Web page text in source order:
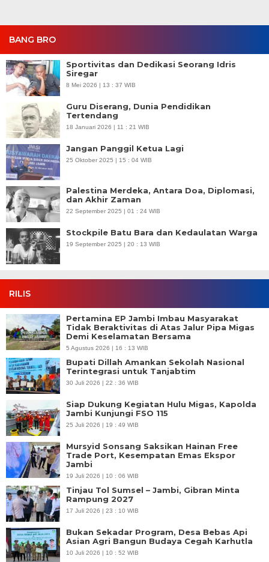
BANG BRO
Sportivitas dan Dedikasi Seorang Idris
Siregar
8 Mei 2026 | 13 : 37 WIB
Guru Diserang, Dunia Pendidikan
Tertendang
18 Januari 2026 | 11 : 21 WIB
Jangan Panggil Ketua Lagi
25 Oktober 2025 | 15 : 04 WIB
Palestina Merdeka, Antara Doa, Diplomasi,
dan Akhir Zaman
22 September 2025 | 01 : 24 WIB
Stockpile Batu Bara dan Kedaulatan Warga
19 September 2025 | 20 : 13 WIB
RILIS
Pertamina EP Jambi Imbau Masyarakat
Tidak Beraktivitas di Atas Jalur Pipa Migas
Demi Keselamatan Bersama
5 Agustus 2026 | 16 : 13 WIB
Bupati Dillah Amankan Sekolah Nasional
Terintegrasi untuk Tanjabtim
30 Juli 2026 | 22 : 36 WIB
Siap Dukung Kegiatan Hulu Migas, Kapolda
Jambi Kunjungi FSO 115
25 Juli 2026 | 19 : 49 WIB
Mursyid Sonsang Saksikan Hainan Free
Trade Port, Kesempatan Emas Ekspor
Jambi
19 Juli 2026 | 10 : 06 WIB
Tinjau Tol Sumsel – Jambi, Gibran Minta
Rampung 2027
17 Juli 2026 | 23 : 10 WIB
Bukan Sekadar Program, Desa Bebas Api
Asian Agri Bangun Budaya Cegah Karhutla
10 Juli 2026 | 10 : 52 WIB